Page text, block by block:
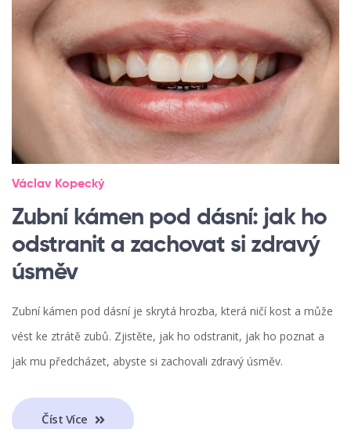
Václav Kopecký
Zubní kámen pod dásní: jak ho
odstranit a zachovat si zdravý
úsměv
Zubní kámen pod dásní je skrytá hrozba, která ničí kost a může
vést ke ztrátě zubů. Zjistěte, jak ho odstranit, jak ho poznat a
jak mu předcházet, abyste si zachovali zdravý úsměv.
Číst Více